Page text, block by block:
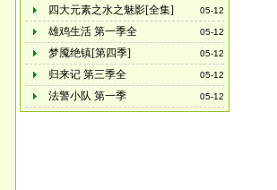
05-12
四大元素之水之魅影[全集]
05-12
雄鸡生活 第一季全
05-12
梦魇绝镇[第四季]
05-12
归来记 第三季全
05-12
法警小队 第一季